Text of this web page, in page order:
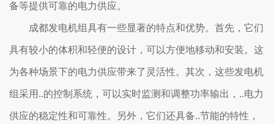
备等提供可靠的电力供应。
成都发电机组具有一些显著的特点和优势。首先，它们
具有较小的体积和轻便的设计，可以方便地移动和安装。这
为各种场景下的电力供应带来了灵活性。其次，这些发电机
组采用..的控制系统，可以实时监测和调整功率输出，..电力
供应的稳定性和可靠性。另外，它们还具备..节能的特性，